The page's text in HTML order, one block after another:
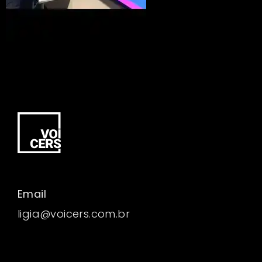
Email
ligia@voicers.com.br